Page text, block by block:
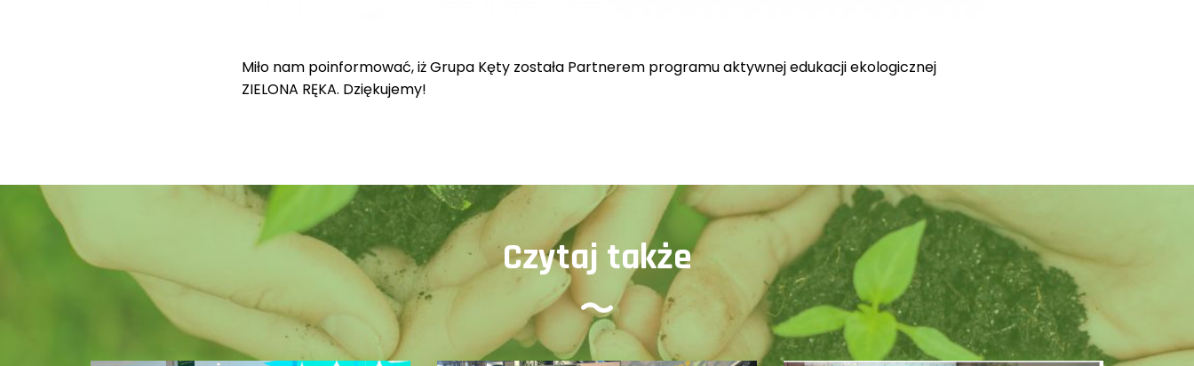
Miło nam poinformować, iż Grupa Kęty została Partnerem programu aktywnej edukacji ekologicznej
ZIELONA RĘKA. Dziękujemy!
Czytaj także